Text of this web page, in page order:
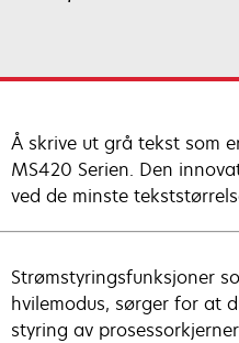
Å skrive ut grå tekst som
MS420 Serien. Den
ved de minste
Strømstyringsfunksjoner
hvilemodus, sørger for at
styring av